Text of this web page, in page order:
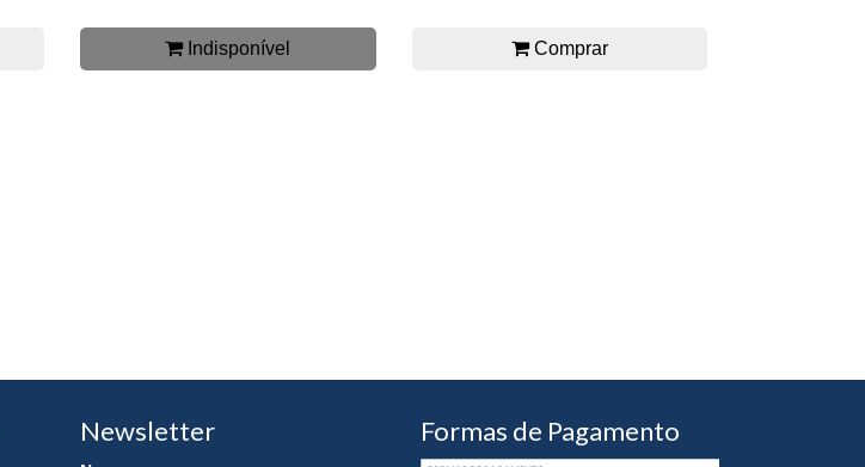
Indisponível Comprar
Newsletter Formas de Pagamento